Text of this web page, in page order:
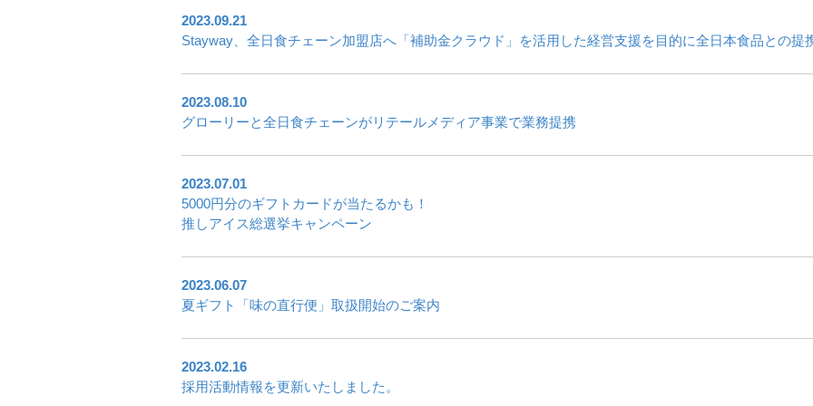
2023.09.21
Stayway、全日食チェーン加盟店へ「補助金クラウド」を活用した経営支援を目的に全日本食品との提
2023.08.10
グローリーと全日食チェーンがリテールメディア事業で業務提携
2023.07.01
5000円分のギフトカードが当たるかも！
推しアイス総選挙キャンペーン
2023.06.07
夏ギフト「味の直行便」取扱開始のご案内
2023.02.16
採用活動情報を更新いたしました。